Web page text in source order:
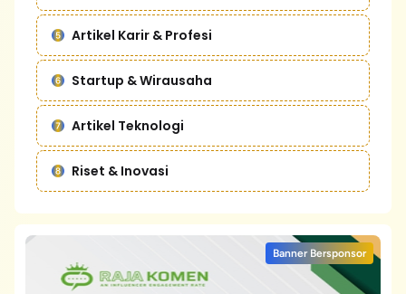
Artikel Karir & Profesi
Startup & Wirausaha
Artikel Teknologi
Riset & Inovasi
Banner Bersponsor